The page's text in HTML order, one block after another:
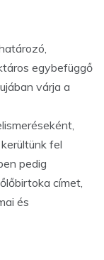
egybefüggő
várja a
fel
pedig
címet,
és